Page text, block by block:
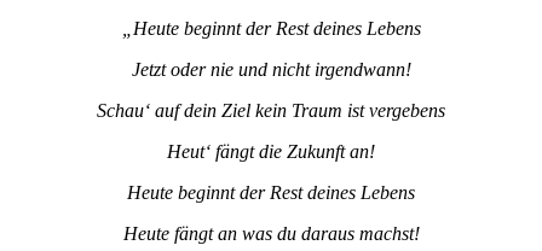
„Heute beginnt der Rest deines Lebens
Jetzt oder nie und nicht irgendwann!
Schau‘ auf dein Ziel kein Traum ist vergebens
Heut‘ fängt die Zukunft an!
Heute beginnt der Rest deines Lebens
Heute fängt an was du daraus machst!